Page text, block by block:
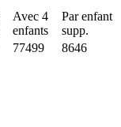
Avec 4
enfants
Par enfant
supp.
77499 8646